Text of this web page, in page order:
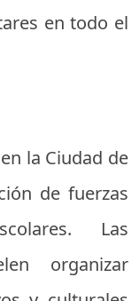
en todo el
la Ciudad de
de fuerzas
Las
organizar